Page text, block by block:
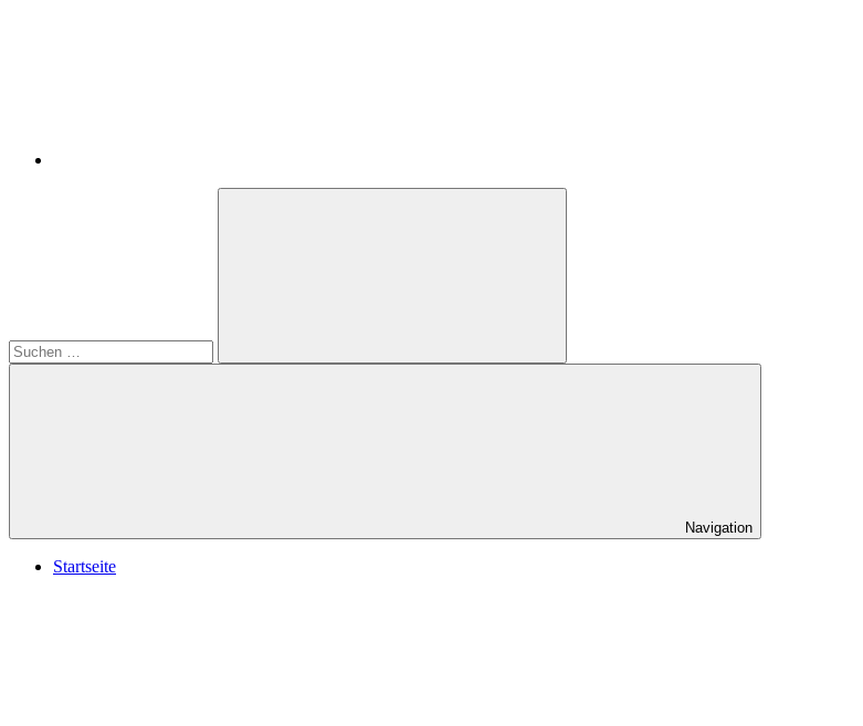
Suchen
Navigation
Startseite